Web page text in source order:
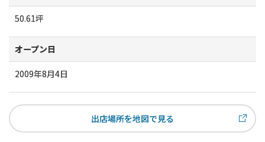
50.61坪
オープン日
2009年8月4日
出店場所を地図で見る